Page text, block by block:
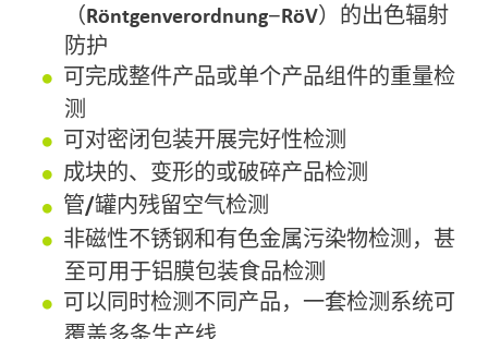
出色设计：便于清洁维护，无需借助工具
模块化设计，
符合BRC、IFS 和HACCP 等食品行业通用标
准
提供符合 德国X - 射线法规
（Röntgenverordnung−RöV）的出色辐射
防护
可完成整件产品或单个产品组件的重量检
测
可对密闭包装开展完好性检测